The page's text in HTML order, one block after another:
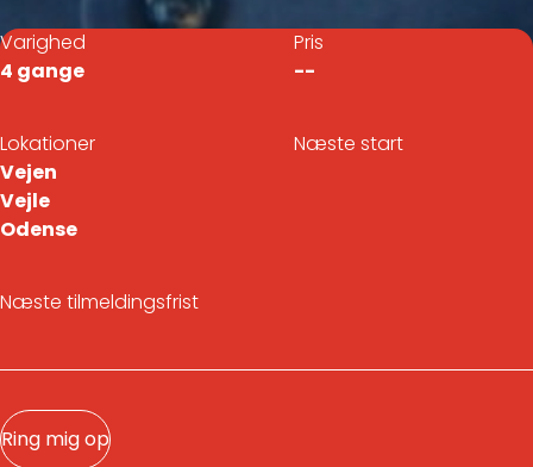
Varighed
4 gange
Pris
--
Næste start
Lokationer
Vejen
Vejle
Odense
Næste tilmeldingsfrist
Ring mig op